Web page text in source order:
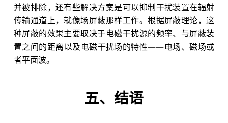
并被排除，还有些解决方案是可以抑制干扰装置在辐射
传输通道上，就像场屏蔽那样工作。根据屏蔽理论，这
种屏蔽的效果主要取决于电磁干扰源的频率、与屏蔽装
置之间的距离以及电磁干扰场的特性——电场、磁场或
者平面波。
五、结语